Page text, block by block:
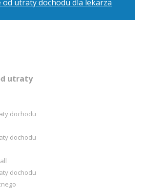
od utraty dochodu dla lekarza
utraty
dochodu
dochodu
dochodu